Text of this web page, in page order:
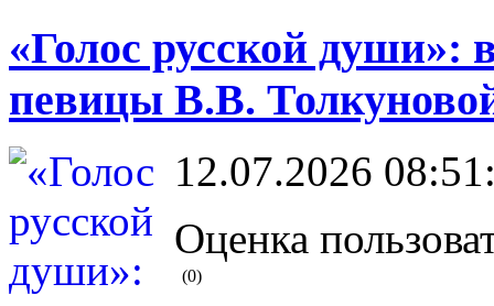
«Голос русской души»:
певицы В.В.
12.07.2026
Оценка
(0)